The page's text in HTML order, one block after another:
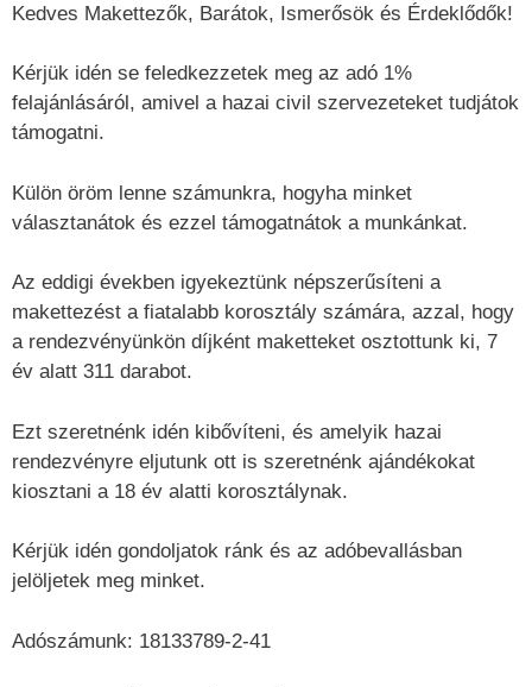
Kedves Makettezők, Barátok, Ismerősök és Érdeklődők!
Kérjük idén se feledkezzetek meg az adó 1%
felajánlásáról, amivel a hazai civil szervezeteket tudjátok
támogatni.
Külön öröm lenne számunkra, hogyha minket
választanátok és ezzel támogatnátok a munkánkat.
Az eddigi években igyekeztünk népszerűsíteni a
makettezést a fiatalabb korosztály számára, azzal, hogy
a rendezvényünkön díjként maketteket osztottunk ki, 7
év alatt 311 darabot.
Ezt szeretnénk idén kibővíteni, és amelyik hazai
rendezvényre eljutunk ott is szeretnénk ajándékokat
kiosztani a 18 év alatti korosztálynak.
Kérjük idén gondoljatok ránk és az adóbevallásban
jelöljetek meg minket.
Adószámunk: 18133789-2-41